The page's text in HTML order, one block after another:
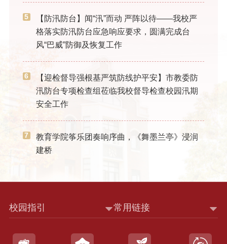
5
【防汛防台】闻“汛”而动 严阵以待——我校严
格落实防汛防台应急响应要求，圆满完成台
风“巴威”防御及恢复工作
6
【迎检督导强根基严筑防线护平安】市教委防
汛防台专项检查组莅临我校督导检查校园汛期
安全工作
7
教育学院筝乐团奏响序曲，《舞墨兰亭》浸润
建桥
校园指引 常用链接